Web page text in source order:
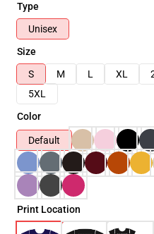
Type
Unisex
Size
S
M L XL
5XL
Color
Default
Print Location